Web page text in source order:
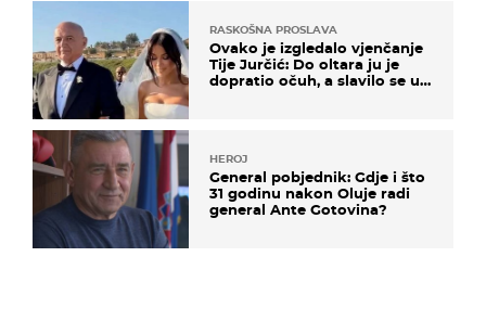
RASKOŠNA PROSLAVA
Ovako je izgledalo vjenčanje
Tije Jurčić: Do oltara ju je
dopratio očuh, a slavilo se uz
HEROJ
General pobjednik: Gdje i što
31 godinu nakon Oluje radi
general Ante Gotovina?